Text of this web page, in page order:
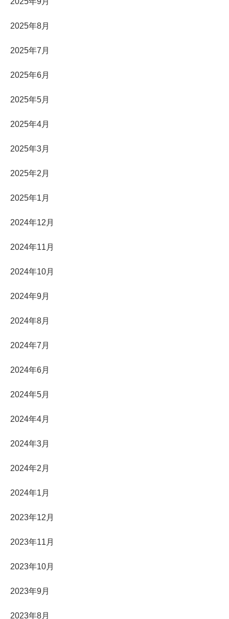
2025年8月
2025年7月
2025年6月
2025年5月
2025年4月
2025年3月
2025年2月
2025年1月
2024年12月
2024年11月
2024年10月
2024年9月
2024年8月
2024年7月
2024年6月
2024年5月
2024年4月
2024年3月
2024年2月
2024年1月
2023年12月
2023年11月
2023年10月
2023年9月
2023年8月